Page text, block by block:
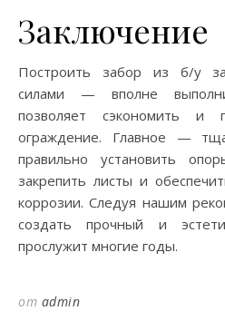
Заключение
Построить забор из б/у
силами — вполне
позволяет сэкономить и
ограждение. Главное —
правильно установить
закрепить листы и
коррозии. Следуя нашим
создать прочный и
прослужит многие годы.
от admin